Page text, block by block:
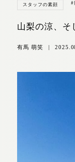
スタッフの素顔 #
山梨の涼、そ
有馬 萌笑 |